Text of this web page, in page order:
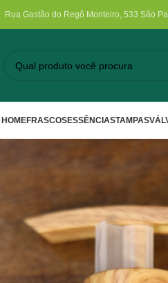
Gastão do Regô Monteiro, 533 São
HOMEFRASCOSESSÊNCIASTAMPAS